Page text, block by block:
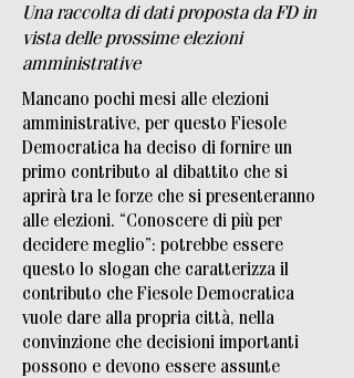
Una raccolta di dati proposta da FD in
vista delle prossime elezioni
amministrative
Mancano pochi mesi alle elezioni
amministrative, per questo Fiesole
Democratica ha deciso di fornire un
primo contributo al dibattito che si
aprirà tra le forze che si presenteranno
alle elezioni. “Conoscere di più per
decidere meglio”: potrebbe essere
questo lo slogan che caratterizza il
contributo che Fiesole Democratica
vuole dare alla propria città, nella
convinzione che decisioni importanti
possono e devono essere assunte